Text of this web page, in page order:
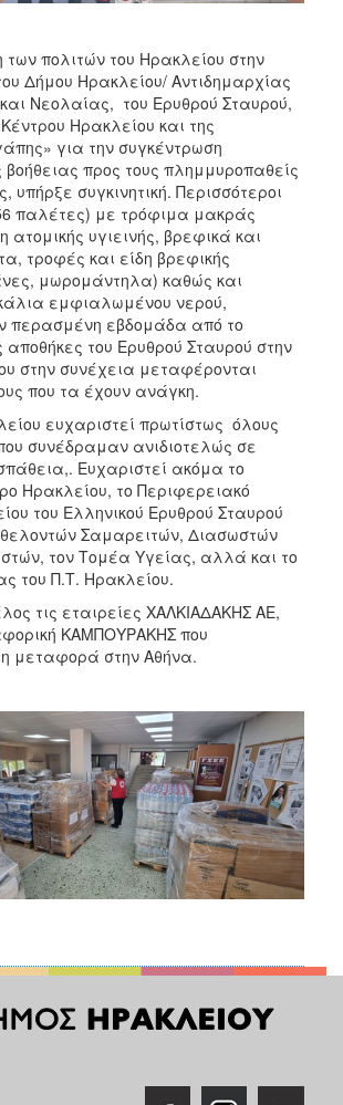
των πολιτών του Ηρακλείου στην
Δήμου Ηρακλείου/ Αντιδημαρχίας
Νεολαίας, του Ερυθρού Σταυρού,
Ηρακλείου και της
για την συγκέντρωση
βοήθειας προς τους πλημμυροπαθείς
υπήρξε συγκινητική. Περισσότεροι
παλέτες) με τρόφιμα μακράς
ατομικής υγιεινής, βρεφικά και
τροφές και είδη βρεφικής
μωρομάντηλα) καθώς και
εμφιαλωμένου νερού,
περασμένη εβδομάδα από το
αποθήκες του Ερυθρού Σταυρού στην
στην συνέχεια μεταφέρονται
που τα έχουν ανάγκη.
ευχαριστεί πρωτίστως όλους
συνέδραμαν ανιδιοτελώς σε
Ευχαριστεί ακόμα το
Ηρακλείου, το Περιφερειακό
του Ελληνικού Ερυθρού Σταυρού
Σαμαρειτών, Διασωστών
τον Τομέα Υγείας, αλλά και το
του Π.Τ. Ηρακλείου.
τις εταιρείες ΧΑΛΚΙΑΔΑΚΗΣ ΑΕ,
ΚΑΜΠΟΥΡΑΚΗΣ που
μεταφορά στην Αθήνα.